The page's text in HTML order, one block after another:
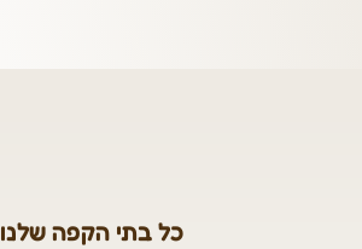
כל בתי הקפה שלנו